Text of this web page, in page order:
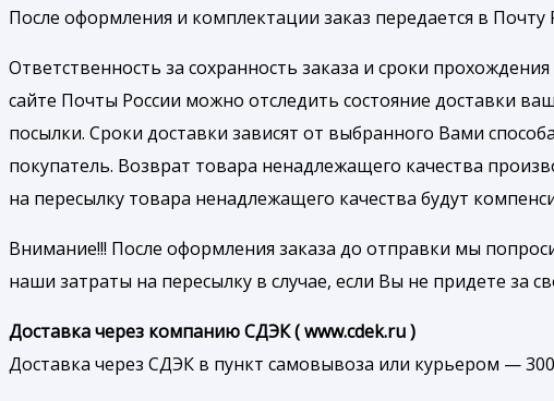
После оформления и комплектации заказ передается в Почту
Ответственность за сохранность заказа и сроки
сайте Почты России можно отследить состояние доставки
посылки. Сроки доставки зависят от выбранного Вами
покупатель. Возврат товара ненадлежащего качества
на пересылку товара ненадлежащего качества будут
Внимание!!! После оформления заказа до отправки мы
наши затраты на пересылку в случае, если Вы не придете за
Доставка через компанию СДЭК ( www.cdek.ru )
Доставка через СДЭК в пункт самовывоза или курьером —